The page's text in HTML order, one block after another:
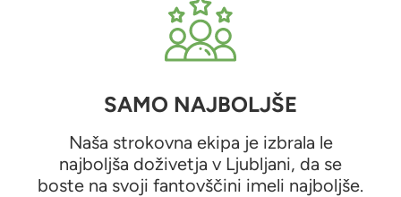
SAMO NAJBOLJŠE
Naša strokovna ekipa je izbrala le
najboljša doživetja v Ljubljani, da se
boste na svoji fantovščini imeli najboljše.